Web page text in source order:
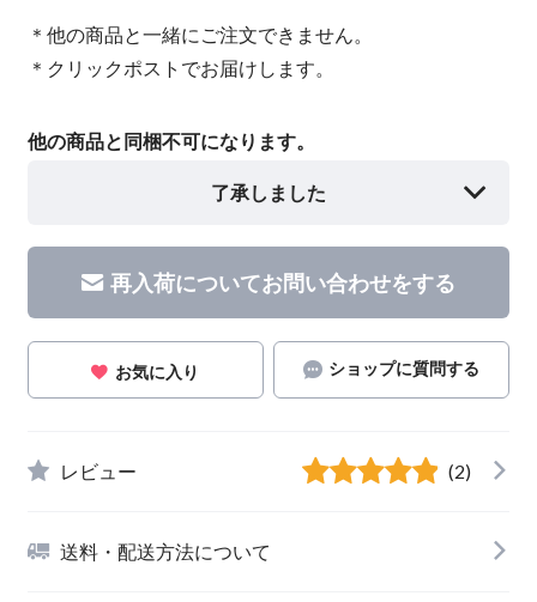
＊他の商品と一緒にご注文できません。
＊クリックポストでお届けします。
他の商品と同梱不可になります。
了承しました
再入荷についてお問い合わせをする
お気に入り ショップに質問する
レビュー (2)
送料・配送方法について